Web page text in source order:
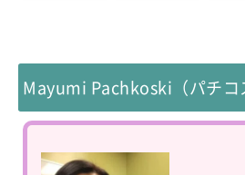
Mayumi Pachkoski（パチコ